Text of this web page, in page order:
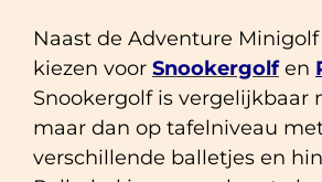
Naast de Adventure
kiezen voor Snookergolfen
Snookergolf is vergelijkbaar
maar dan op tafelniveau
verschillende balletjes en